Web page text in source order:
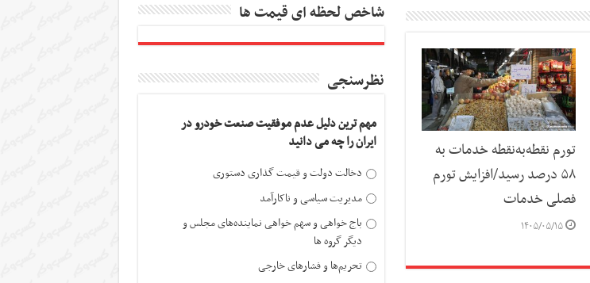
تورم نقطه‌به‌نقطه خدمات به
۵۸ درصد رسید/افزایش تورم
فصلی خدمات
۱۴۰۵/۰۵/۱۵
شاخص لحظه ای قیمت ها
نظرسنجی
مهم ترین دلیل عدم موفقیت صنعت خودرو در
ایران را چه می دانید
دخالت دولت و قیمت گذاری دستوری
مدیریت سیاسی و ناکارآمد
باج خواهی و سهم خواهی نماینده‌های مجلس و
دیگر گروه ها
تحریم‌ها و فشارهای خارجی